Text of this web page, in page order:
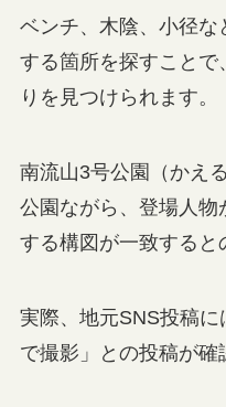
ベンチ、木陰、小径
する箇所を探すこと
りを見つけられます。
南流山3号公園（かえ
公園ながら、登場人
する構図が一致すると
実際、地元SNS投稿
で撮影」との投稿が確